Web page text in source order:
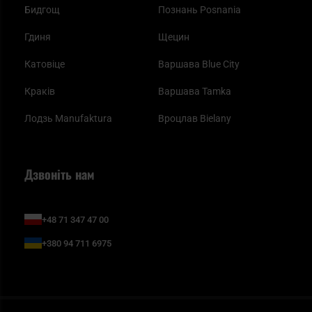
Бидгощ
Гдиня
Катовіце
Краків
Лодзь Manufaktura
Познань Posnania
Щецин
Варшава Blue City
Варшава Tamka
Вроцлав Bielany
Дзвоніть нам
+48 71 347 47 00
+380 94 711 6975